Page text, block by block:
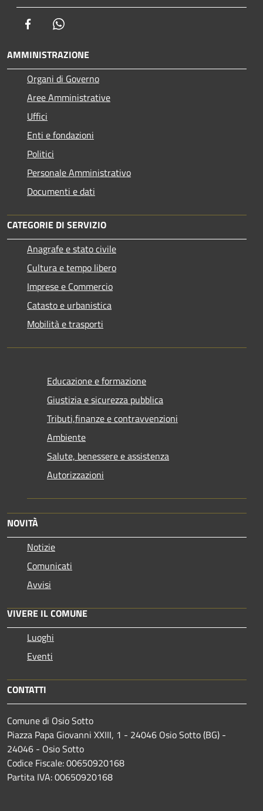
Facebook
AMMINISTRAZIONE
Organi di Governo
Aree Amministrative
Uffici
Enti e fondazioni
Politici
Personale Amministrativo
Documenti e dati
CATEGORIE DI SERVIZIO
Anagrafe e stato civile
Cultura e tempo libero
Imprese e Commercio
Catasto e urbanistica
Mobilità e trasporti
Educazione e formazione
Giustizia e sicurezza pubblica
Tributi,finanze e contravvenzioni
Ambiente
Salute, benessere e assistenza
Autorizzazioni
NOVITÀ
Notizie
Comunicati
Avvisi
VIVERE IL COMUNE
Luoghi
Eventi
CONTATTI
Comune di Osio Sotto
Piazza Papa Giovanni XXIII, 1 - 24046 Osio Sotto (BG) -
24046 - Osio Sotto
Codice Fiscale: 00650920168
Partita IVA: 00650920168